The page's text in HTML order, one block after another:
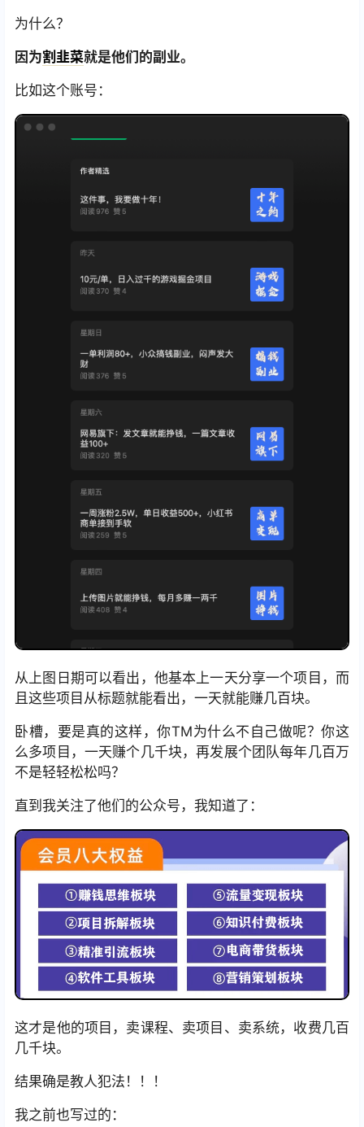
为什么？
因为割韭菜就是他们的副业。
比如这个账号：
从上图日期可以看出，他基本上一天分享一个项目，而
且这些项目从标题就能看出，一天就能赚几百块。
卧槽，要是真的这样，你TM为什么不自己做呢？你这
么多项目，一天赚个几千块，再发展个团队每年几百万
不是轻轻松松吗？
直到我关注了他们的公众号，我知道了：
这才是他的项目，卖课程、卖项目、卖系统，收费几百
几千块。
结果确是教人犯法！！！
我之前也写过的：